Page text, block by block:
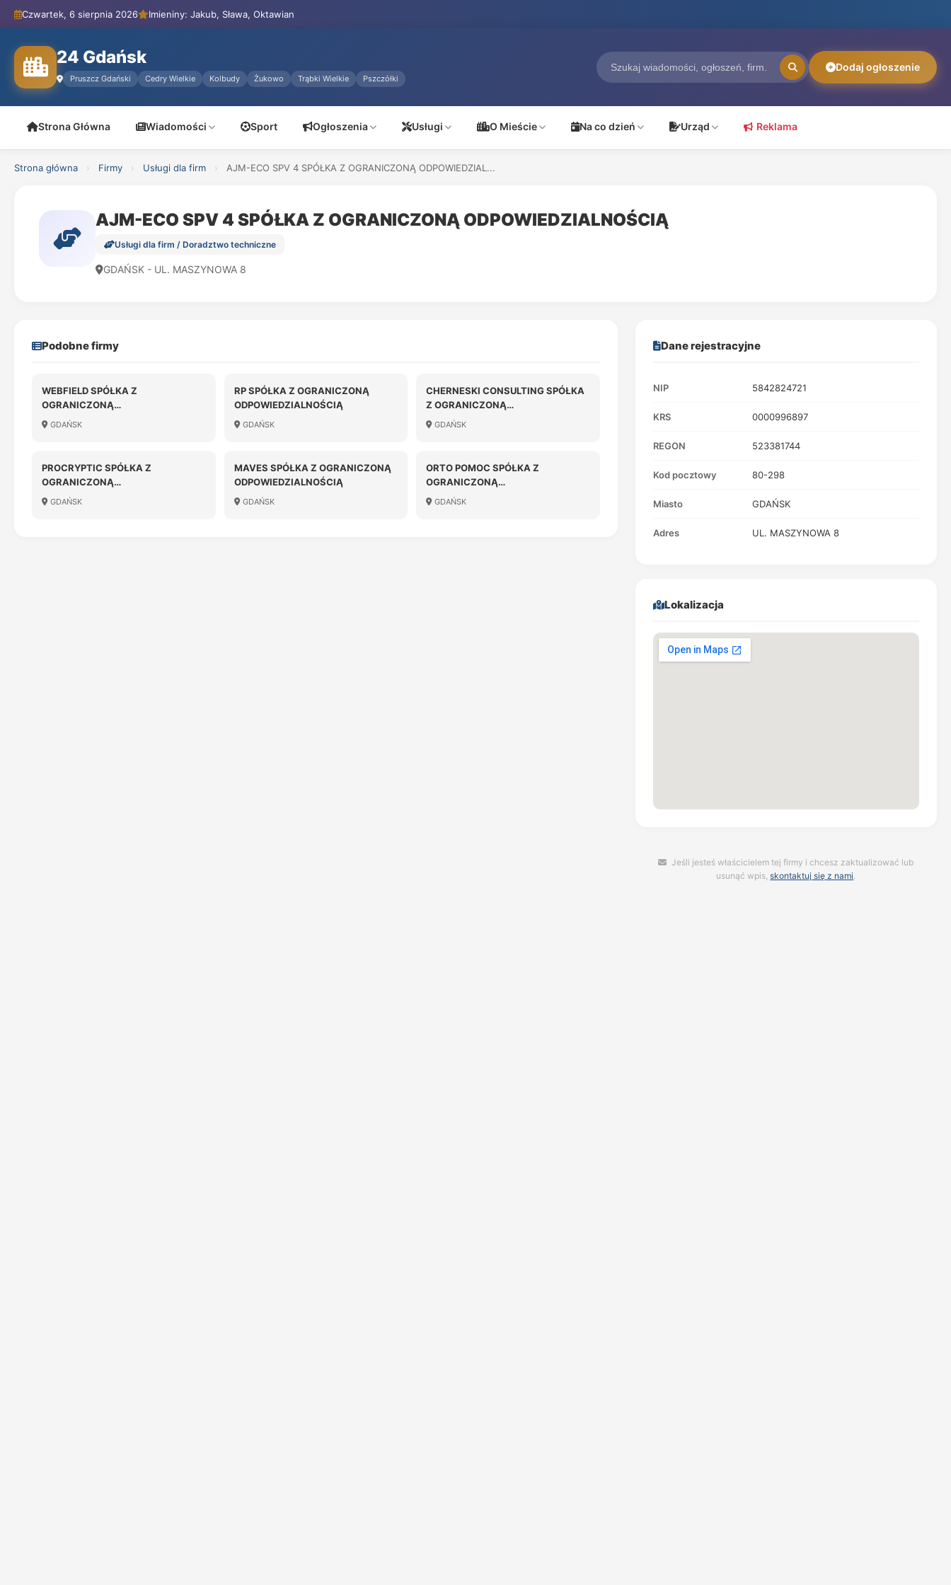
Czwartek, 6 sierpnia 2026 Imieniny: Jakub, Sława, Oktawian
24 Gdańsk
Pruszcz Gdański Cedry Wielkie Kolbudy Żukowo Trąbki Wielkie Pszczółki
Dodaj ogłoszenie
Strona Główna Wiadomości Sport Ogłoszenia Usługi O Mieście Na co dzień Urząd Reklama
Strona główna › Firmy › Usługi dla firm › AJM-ECO SPV 4 SPÓŁKA Z OGRANICZONĄ ODPOWIEDZIAL...
AJM-ECO SPV 4 SPÓŁKA Z OGRANICZONĄ ODPOWIEDZIALNOŚCIĄ
Usługi dla firm / Doradztwo techniczne
GDAŃSK - UL. MASZYNOWA 8
Podobne firmy
WEBFIELD SPÓŁKA Z
OGRANICZONĄ
ODPOWIEDZIALNOŚCIĄ
GDAŃSK
RP SPÓŁKA Z OGRANICZONĄ
ODPOWIEDZIALNOŚCIĄ
GDAŃSK
CHERNESKI CONSULTING SPÓŁKA
Z OGRANICZONĄ
ODPOWIEDZIALNOŚCIĄ
GDAŃSK
PROCRYPTIC SPÓŁKA Z
OGRANICZONĄ
ODPOWIEDZIALNOŚCIĄ
GDAŃSK
MAVES SPÓŁKA Z OGRANICZONĄ
ODPOWIEDZIALNOŚCIĄ
GDAŃSK
ORTO POMOC SPÓŁKA Z
OGRANICZONĄ
ODPOWIEDZIALNOŚCIĄ
GDAŃSK
Dane rejestracyjne
NIP 5842824721
KRS 0000996897
REGON 523381744
Kod pocztowy 80-298
Miasto GDAŃSK
Adres UL. MASZYNOWA 8
Lokalizacja
Jeśli jesteś właścicielem tej firmy i chcesz zaktualizować lub
usunąć wpis,skontaktuj się z nami.